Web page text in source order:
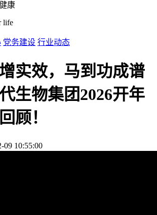
康
life
党务建设 行业动态
实效，马到功成谱
生物集团2026开年
顾！
09 10:55:00